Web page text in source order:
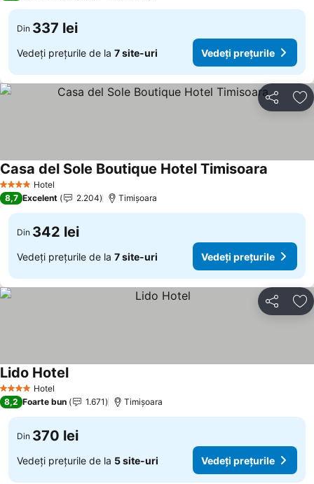
Din 337 lei
Vedeți prețurile de la 7 site-uri Vedeți prețurile
Distribuiți
4 Stele Hotel
Casa del Sole Boutique Hotel Timisoara
8,7 Excelent 2.204 Timișoara
Din 342 lei
Vedeți prețurile de la 7 site-uri Vedeți prețurile
Distribuiți
4 Stele Hotel
Lido Hotel
8,2 Foarte bun 1.671 Timișoara
Din 370 lei
Vedeți prețurile de la 5 site-uri Vedeți prețurile